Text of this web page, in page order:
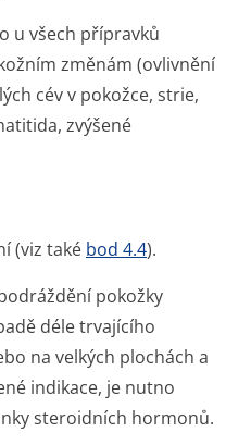
u všech přípravků
změnám (ovlivnění
cév v pokožce, strie,
zvýšené
(viz také bod 4.4).
pokožky
déle trvajícího
na velkých plochách a
indikace, je nutno
steroidních hormonů.